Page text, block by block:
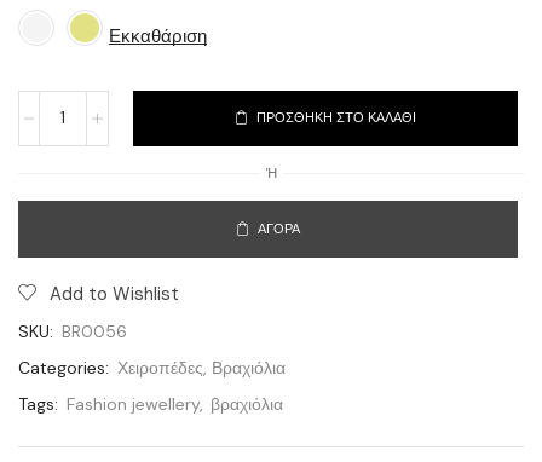
Εκκαθάριση
ΠΡΟΣΘΉΚΗ ΣΤΟ ΚΑΛΆΘΙ
Ή
ΑΓΟΡΆ
Add to Wishlist
SKU: BR0056
Categories: Χειροπέδες, Βραχιόλια
Tags: Fashion jewellery, βραχιόλια